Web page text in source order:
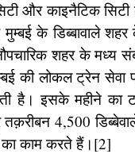
और काइनैटिक
के डिब्बावाले
शहर के मध्य
की लोकल ट्रेन
है। इसके महीने का
4,500
काम करते हैं।[2]